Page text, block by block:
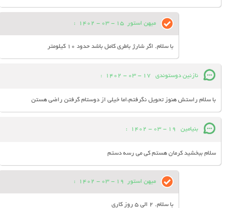
میهن استور 15 - 03 - 1402
:
با سلام. اگر شارژ باطری کامل باشد حدود 10 کیلومتر
نازنین دوستوندی 17 - 03 - 1402
:
با سلام راستش هنوز تحویل نگرفتم،اما خیلی از دوستام گرفتن راضی هستن
بنیامین 19 - 03 - 1402
:
سلام ببخشید کرمان هستم کی می رسه دستم
میهن استور 19 - 03 - 1402
:
با سلام. 2 الی 5 روز کاری